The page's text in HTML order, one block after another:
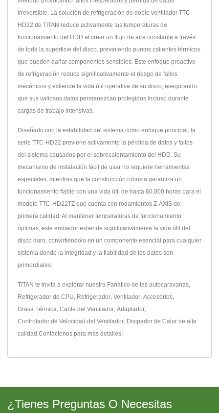
irreversible. La solución de refrigeración de doble ventilador TTC-
HD22 de TITAN reduce activamente las temperaturas de
funcionamiento del HDD al crear un flujo de aire constante a través
de toda la superficie del disco, previniendo puntos calientes térmicos
que pueden dañar componentes sensibles. Este enfoque proactivo
de refrigeración reduce significativamente el riesgo de fallos
mecánicos y extiende la vida útil operativa de su disco, asegurando
que sus valiosos datos permanezcan protegidos incluso durante
cargas de trabajo intensivas.
Diseñado con la estabilidad del sistema como enfoque principal, la
serie TTC-HD22 previene activamente la pérdida de datos y fallos
del sistema causados por el sobrecalentamiento del HDD. Su
mecanismo de instalación fácil de usar no requiere herramientas
especiales, mientras que la construcción robusta garantiza un
funcionamiento fiable con una vida útil de hasta 60,000 horas para el
modelo TTC-HD22TZ que cuenta con rodamientos Z-AXIS de
primera calidad. Al mantener temperaturas de funcionamiento
óptimas, este enfriador extiende significativamente la vida útil del
disco duro, convirtiéndolo en un componente esencial para cualquier
sistema donde la integridad y la fiabilidad de los datos son
primordiales.
TITAN te invita a explorar nuestra Fanático de las autocaravanas
Refrigerador de CPU Refrigerador Ventilador Accesorios
Grasa Térmica Cable del Ventilador Adaptador
Controlador de Velocidad del Ventilador Disipador de Calor de alta
calidad. Contáctenos para más detalles!
¿Tienes Preguntas O Necesitas